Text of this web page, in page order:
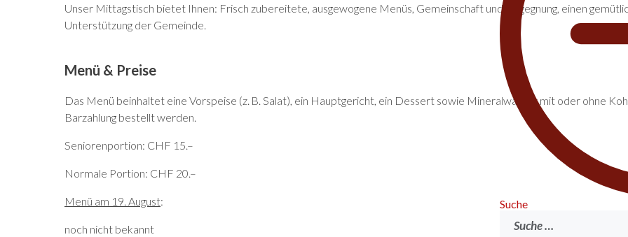
Suche
Unser Mittagstisch bietet Ihnen: Frisch zubereitete, ausgewogene Menüs, Gemeinschaft und Be­gegnung, einen
Unterstützung der Gemeinde.
Menü & Preise
Das Menü beinhaltet eine Vorspeise (z. B. Salat), ein Hauptgericht, ein Dessert sowie Mineralwasser mit oder ohne
Barzahlung bestellt werden.
Seniorenportion: CHF 15.–
Normale Portion: CHF 20.–
Menü am 19. August:
noch nicht bekannt